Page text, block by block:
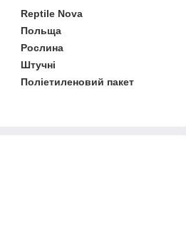
Reptile Nova
Польща
Рослина
Штучні
Поліетиленовий пакет